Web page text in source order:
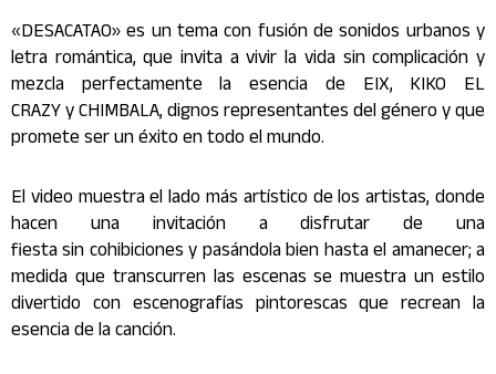
«DESACATAO» es un tema con fusión de sonidos urbanos y
letra romántica, que invita a vivir la vida sin complicación y
mezcla perfectamente la esencia de EIX, KIKO EL
CRAZY y CHIMBALA, dignos representantes del género y que
promete ser un éxito en todo el mundo.
El video muestra el lado más artístico de losartistas, donde
hacen una invitación a disfrutar de una
fiesta sin cohibiciones y pasándola bien hasta el amanecer; a
medida que transcurren las escenas se muestra un estilo
divertido con escenografías pintorescas que recrean la
esencia de la canción.